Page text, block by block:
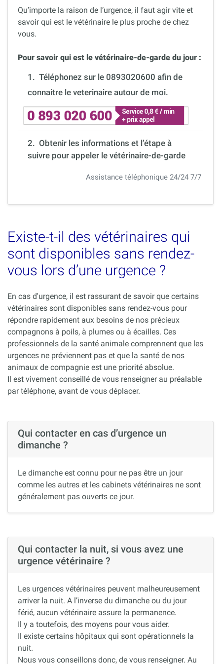
Qu’importe la raison de l’urgence, il faut agir vite et
savoir qui est le vétérinaire le plus proche de chez
vous.
Pour savoir qui est le vétérinaire-de-garde du jour :
1. Téléphonez sur le 0893020600 afin de
connaitre le veterinaire autour de moi.
2. Obtenir les informations et l’étape à
suivre pour appeler le vétérinaire-de-garde
Assistance téléphonique 24/24 7/7
Existe-t-il des vétérinaires qui
sont disponibles sans rendez-
vous lors d’une urgence ?
En cas d'urgence, il est rassurant de savoir que certains
vétérinaires sont disponibles sans rendez-vous pour
répondre rapidement aux besoins de nos précieux
compagnons à poils, à plumes ou à écailles. Ces
professionnels de la santé animale comprennent que les
urgences ne préviennent pas et que la santé de nos
animaux de compagnie est une priorité absolue.
Il est vivement conseillé de vous renseigner au préalable
par téléphone, avant de vous déplacer.
Qui contacter en cas d’urgence un
dimanche ?
Le dimanche est connu pour ne pas être un jour
comme les autres et les cabinets vétérinaires ne sont
généralement pas ouverts ce jour.
Qui contacter la nuit, si vous avez une
urgence vétérinaire ?
Les urgences vétérinaires peuvent malheureusement
arriver la nuit. A l’inverse du dimanche ou du jour
férié, aucun vétérinaire assure la permanence.
Il y a toutefois, des moyens pour vous aider.
Il existe certains hôpitaux qui sont opérationnels la
nuit.
Nous vous conseillons donc, de vous renseigner. Au